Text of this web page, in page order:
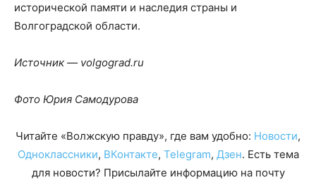
исторической памяти и наследия страны и
Волгоградской области.
Источник — volgograd.ru
Фото Юрия Самодурова
Читайте «Волжскую правду», где вам удобно: Новости,
Одноклассники, ВКонтакте, Telegram, Дзен. Есть тема
для новости? Присылайте информацию на почту